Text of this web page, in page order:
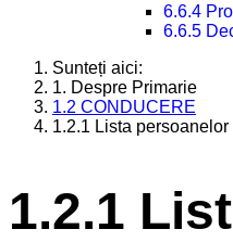
6.6.4
6.6.5
Sunteți aici:
1. Despre Primarie
1.2 CONDUCERE
1.2.1 Lista
1.2.1